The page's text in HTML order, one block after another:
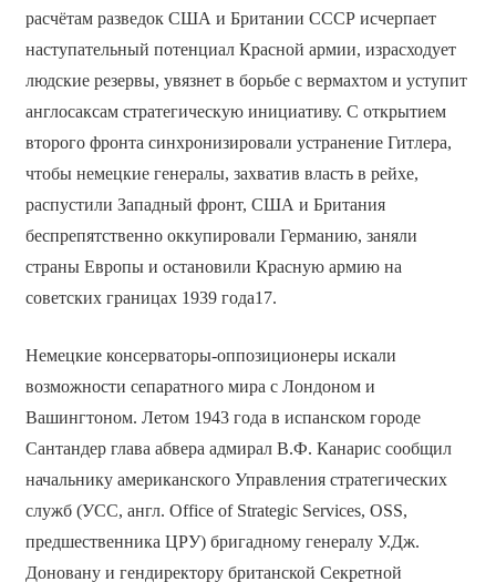
расчётам разведок США и Британии СССР исчерпает
наступательный потенциал Красной армии, израсходует
людские резервы, увязнет в борьбе с вермахтом и уступит
англосаксам стратегическую инициативу. С открытием
второго фронта синхронизировали устранение Гитлера,
чтобы немецкие генералы, захватив власть в рейхе,
распустили Западный фронт, США и Британия
беспрепятственно оккупировали Германию, заняли
страны Европы и остановили Красную армию на
советских границах 1939 года17.
Немецкие консерваторы-оппозиционеры искали
возможности сепаратного мира с Лондоном и
Вашингтоном. Летом 1943 года в испанском городе
Сантандер глава абвера адмирал В.Ф. Канарис сообщил
начальнику американского Управления стратегических
служб (УСС, англ. Office of Strategic Services, OSS,
предшественника ЦРУ) бригадному генералу У.Дж.
Доновану и гендиректору британской Секретной